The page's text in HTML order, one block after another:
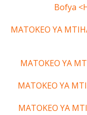
Bofya
MATOKEO YA
MATOKEO YA
MATOKEO YA
MATOKEO YA